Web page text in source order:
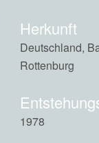
Herkunft
Deutschland,
Rottenburg
1978